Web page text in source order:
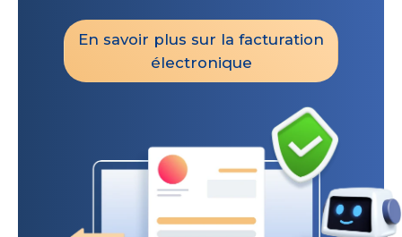
En savoir plus sur la facturation
électronique